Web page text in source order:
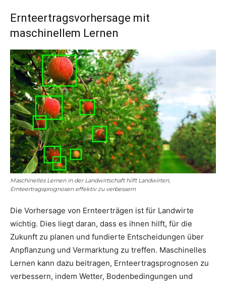
Ernteertragsvorhersage mit
maschinellem Lernen
Maschinelles Lernen in der Landwirtschaft hilft Landwirten,
Ernteertragsprognosen effektiv zu verbessern
Die Vorhersage von Ernteerträgen ist für Landwirte
wichtig. Dies liegt daran, dass es ihnen hilft, für die
Zukunft zu planen und fundierte Entscheidungen über
Anpflanzung und Vermarktung zu treffen. Maschinelles
Lernen kann dazu beitragen, Ernteertragsprognosen zu
verbessern, indem Wetter, Bodenbedingungen und